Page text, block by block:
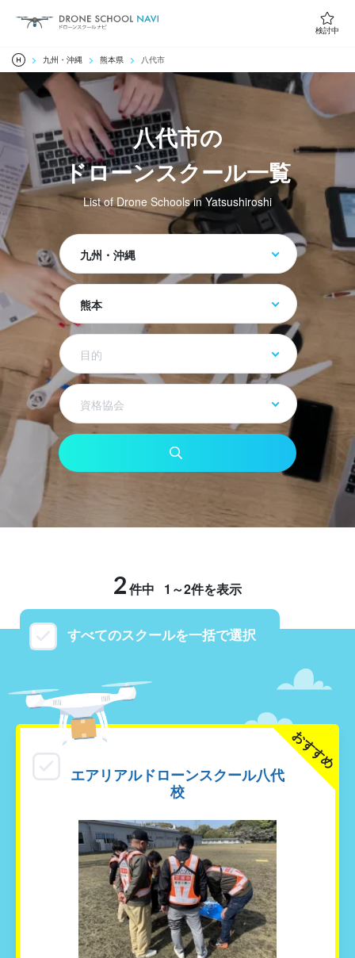
検討中
九州・沖縄 熊本県 八代市
八代市の
ドローンスクール一覧
List of Drone Schools in Yatsushiroshi
九州・沖縄
熊本
目的
資格協会
すべてのスクールを一括で選択
2件中 1～2件を表示
おすすめ
エアリアルドローンスクール八代
校